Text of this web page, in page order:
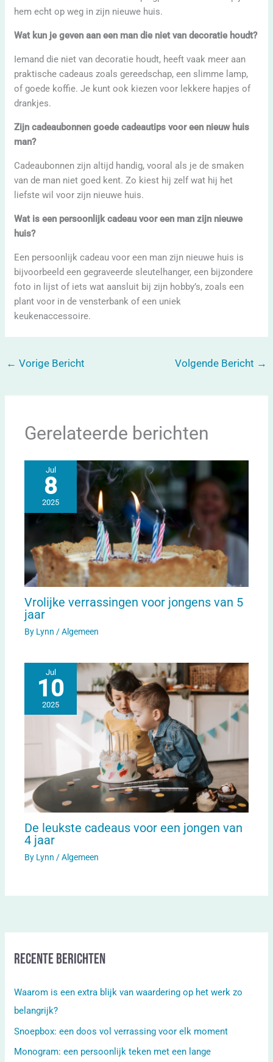
hem echt op weg in zijn nieuwe huis.
Wat kun je geven aan een man die niet van decoratie houdt?
Iemand die niet van decoratie houdt, heeft vaak meer aan
praktische cadeaus zoals gereedschap, een slimme lamp,
of goede koffie. Je kunt ook kiezen voor lekkere hapjes of
drankjes.
Zijn cadeaubonnen goede cadeautips voor een nieuw huis
man?
Cadeaubonnen zijn altijd handig, vooral als je de smaken
van de man niet goed kent. Zo kiest hij zelf wat hij het
liefste wil voor zijn nieuwe huis.
Wat is een persoonlijk cadeau voor een man zijn nieuwe
huis?
Een persoonlijk cadeau voor een man zijn nieuwe huis is
bijvoorbeeld een gegraveerde sleutelhanger, een bijzondere
foto in lijst of iets wat aansluit bij zijn hobby’s, zoals een
plant voor in de vensterbank of een uniek
keukenaccessoire.
← Vorige Bericht Volgende Bericht →
Gerelateerde berichten
Jul
8
2025
Vrolijke verrassingen voor jongens van 5
jaar
By Lynn /Algemeen
Jul
10
2025
De leukste cadeaus voor een jongen van
4 jaar
By Lynn /Algemeen
Recente berichten
Waarom is een extra blijk van waardering op het werk zo
belangrijk?
Snoepbox: een doos vol verrassing voor elk moment
Monogram: een persoonlijk teken met een lange